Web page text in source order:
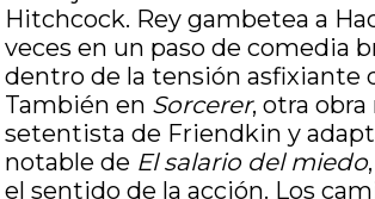
Hitchcock. Rey gambetea a
veces en un paso de comedia
dentro de la tensión asfixiante
También en Sorcerer, otra
setentista de Friendkin y
notable de El salario del miedo
el sentido de la acción. Los